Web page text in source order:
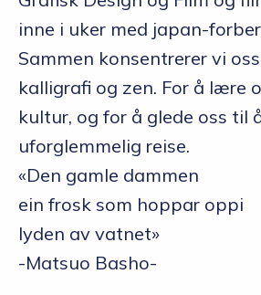
inne i uker med japan-
Sammen konsentrerer vi
kalligrafi og zen. For å lære
kultur, og for å glede oss til
uforglemmelig reise.
«Den gamle dammen
ein frosk som hoppar oppi
lyden av vatnet»
-Matsuo Basho-